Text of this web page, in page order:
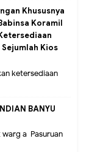
Khususnya
Koramil
Sejumlah Kios
ketersediaan
BANYU
a Pasuruan